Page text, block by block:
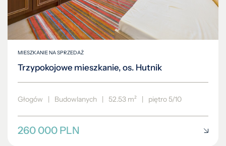
MIESZKANIE NA SPRZEDAŻ
Trzypokojowe mieszkanie, os. Hutnik
Głogów | Budowlanych | 52.53 m² | piętro 5/10
260 000 PLN